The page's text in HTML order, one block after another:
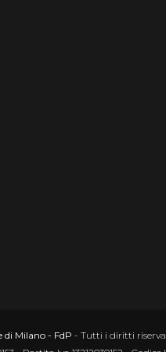
di Milano - FdP - Tutti i diritti